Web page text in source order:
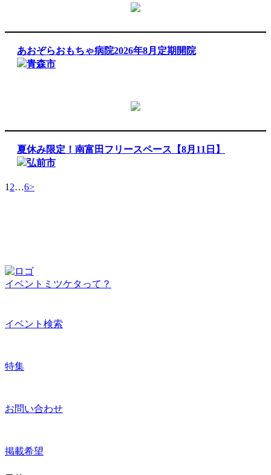
あおぞらおもちゃ病院2026年8月定期開院
青森市
夏休み限定！南富田フリースペース【8月11日】
弘前市
1 2…6>
イベントミツケタって？
イベント検索
特集
お問い合わせ
掲載希望